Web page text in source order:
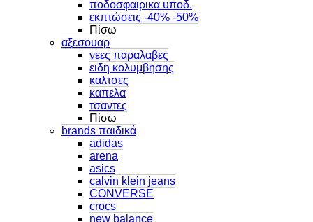
ποδοσφαιρικα υποδ.
εκπτώσεις -40% -50%
Πίσω
αξεσουαρ
νεες παραλαβες
ειδη κολυμβησης
καλτσες
καπελα
τσαντες
Πίσω
brands παιδικά
adidas
arena
asics
calvin klein jeans
CONVERSE
crocs
new balance